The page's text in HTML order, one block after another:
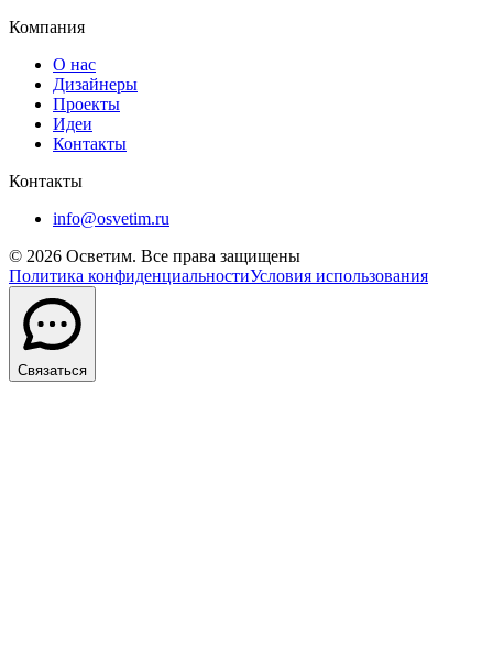
Компания
О нас
Дизайнеры
Проекты
Идеи
Контакты
Контакты
info@osvetim.ru
© 2026 Осветим. Все права защищены
Политика конфиденциальностиУсловия использования
Связаться